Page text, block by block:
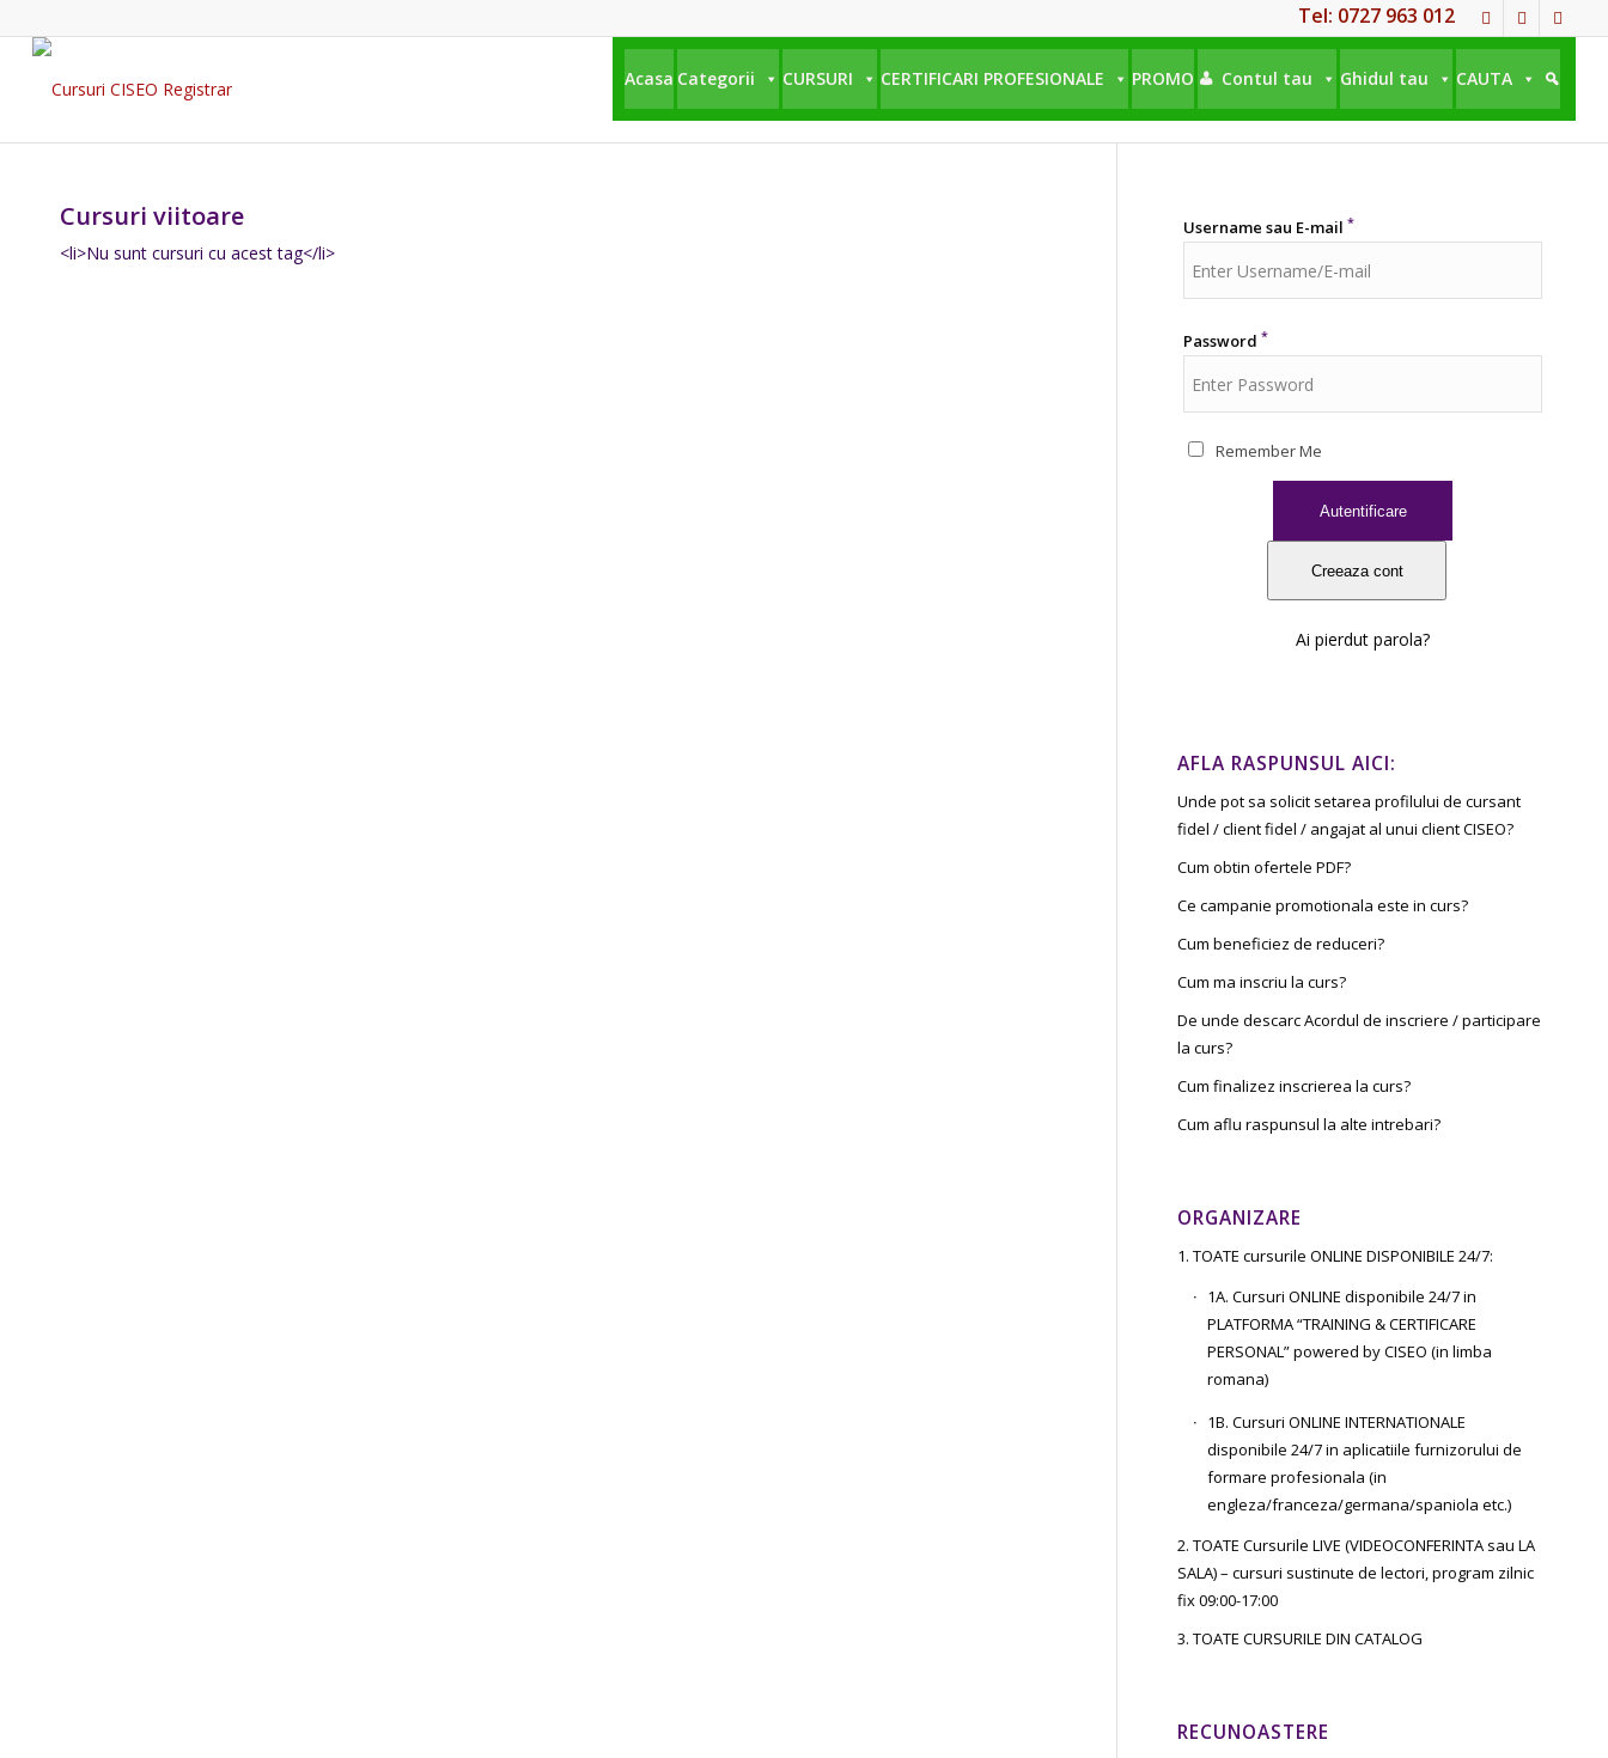
Tel: 0727 963 012
Acasa Categorii CURSURI CERTIFICARI PROFESIONALE PROMO Contul tau Ghidul tau CAUTA
Cursuri viitoare
<li>Nu sunt cursuri cu acest tag</li>
Username sau E-mail *
Password *
Remember Me
Ai pierdut parola?
AFLA RASPUNSUL AICI:
Unde pot sa solicit setarea profilului de cursant
fidel / client fidel / angajat al unui client CISEO?
Cum obtin ofertele PDF?
Ce campanie promotionala este in curs?
Cum beneficiez de reduceri?
Cum ma inscriu la curs?
De unde descarc Acordul de inscriere / participare
la curs?
Cum finalizez inscrierea la curs?
Cum aflu raspunsul la alte intrebari?
ORGANIZARE
1. TOATE cursurile ONLINE DISPONIBILE 24/7:
1A. Cursuri ONLINE disponibile 24/7 in
PLATFORMA “TRAINING & CERTIFICARE
PERSONAL” powered by CISEO (in limba
romana)
1B. Cursuri ONLINE INTERNATIONALE
disponibile 24/7 in aplicatiile furnizorului de
formare profesionala (in
engleza/franceza/germana/spaniola etc.)
2. TOATE Cursurile LIVE (VIDEOCONFERINTA sau LA
SALA) – cursuri sustinute de lectori, program zilnic
fix 09:00-17:00
3. TOATE CURSURILE DIN CATALOG
RECUNOASTERE